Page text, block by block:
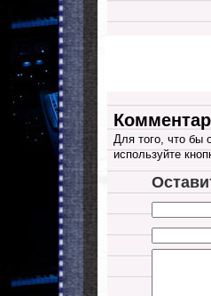
Для того, что бы
используйте